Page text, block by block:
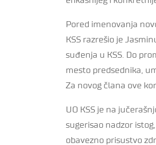
Pored imenovanja
KSS razrešio je
suđenja u KSS. Do
mesto predsednika,
Za novog člana ove
UO KSS je na
sugerisao nadzor
obavezno prisustvo